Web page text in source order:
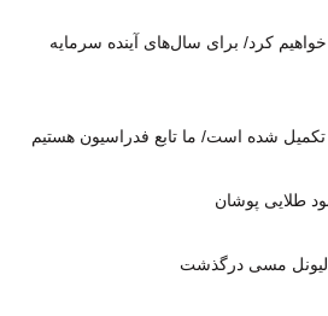
کرد/ برای سال‌های آینده سرمایه
طلایی پوشان
لیونل مسی درگذشت